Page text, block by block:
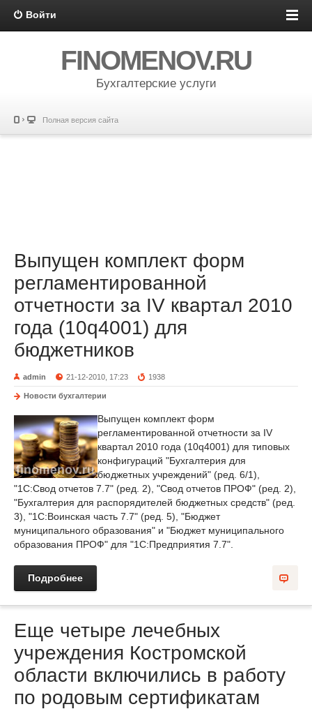
Войти
FINOMENOV.RU
Бухгалтерские услуги
Полная версия сайта
Выпущен комплект форм
регламентированной
отчетности за IV квартал 2010
года (10q4001) для
бюджетников
admin 21-12-2010, 17:23 1938
Новости бухгалтерии
Выпущен комплект форм
регламентированной отчетности за IV
квартал 2010 года (10q4001) для типовых
конфигураций "Бухгалтерия для
бюджетных учреждений" (ред. 6/1),
"1С:Свод отчетов 7.7" (ред. 2), "Свод отчетов ПРОФ" (ред. 2),
"Бухгалтерия для распорядителей бюджетных средств" (ред.
3), "1С:Воинская часть 7.7" (ред. 5), "Бюджет
муниципального образования" и "Бюджет муниципального
образования ПРОФ" для "1С:Предприятия 7.7".
Подробнее
Еще четыре лечебных
учреждения Костромской
области включились в работу
по родовым сертификатам